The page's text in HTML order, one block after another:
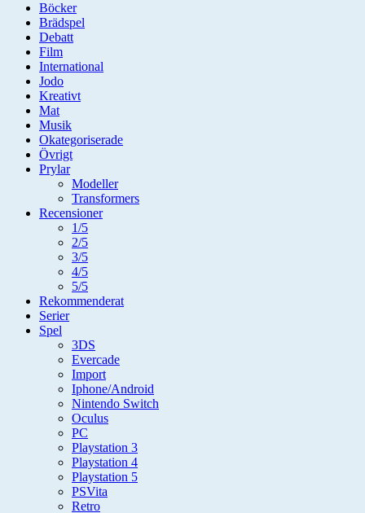
Böcker
Brädspel
Debatt
Film
International
Jodo
Kreativt
Mat
Musik
Okategoriserade
Övrigt
Prylar
Modeller
Transformers
Recensioner
1/5
2/5
3/5
4/5
5/5
Rekommenderat
Serier
Spel
3DS
Evercade
Import
Iphone/Android
Nintendo Switch
Oculus
PC
Playstation 3
Playstation 4
Playstation 5
PSVita
Retro